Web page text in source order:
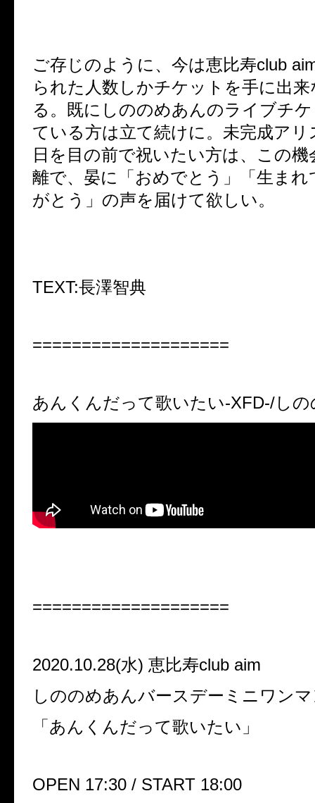
ご存じのように、今は恵比寿club
られた人数しかチケットを手に出
る。既にしののめあんのライブチ
ている方は立て続けに。未完成アリ
日を目の前で祝いたい方は、この機
離で、晏に「おめでとう」「生ま
がとう」の声を届けて欲しい。
TEXT:長澤智典
====================
あんくんだって歌いたい-XFD-/し
====================
2020.10.28(水) 恵比寿club aim
しののめあんバースデーミニワン
「あんくんだって歌いたい」
OPEN 17:30 / START 18:00